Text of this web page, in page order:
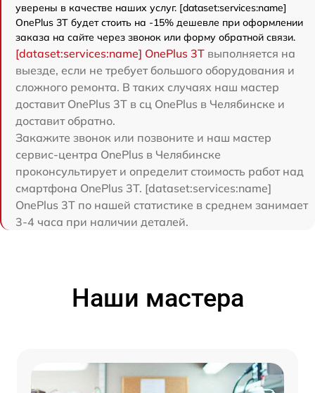
уверены в качестве наших услуг. [dataset:services:name]
OnePlus 3T будет стоить на -15% дешевле при оформлении
заказа на сайте через звонок или форму обратной связи.
[dataset:services:name] OnePlus 3T выполняется на
выезде, если не требует большого оборудования и
сложного ремонта. В таких случаях наш мастер
доставит OnePlus 3T в сц OnePlus в Челябинске и
доставит обратно.
Закажите звонок или позвоните и наш мастер
сервис-центра OnePlus в Челябинске
проконсультирует и определит стоимость работ над
смартфона OnePlus 3T. [dataset:services:name]
OnePlus 3T по нашей статистике в среднем занимает
3-4 часа при наличии деталей.
Наши мастера